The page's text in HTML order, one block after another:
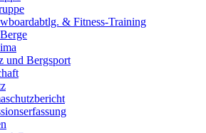
& Fitness-Training
und Bergsport